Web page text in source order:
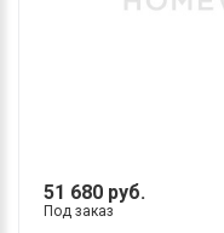
51 680 руб.
Под заказ